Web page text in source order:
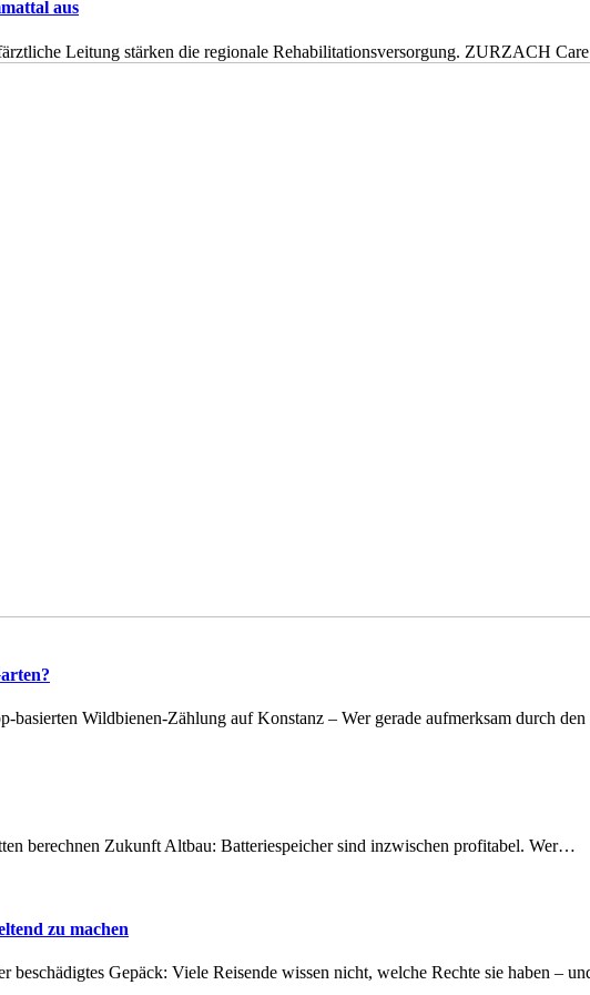
aus
Leitung stärken die regionale Rehabilitationsversorgung. ZURZACH
basierten Wildbienen-Zählung auf Konstanz – Wer gerade aufmerksam durch
berechnen Zukunft Altbau: Batteriespeicher sind inzwischen profitabel. Wer…
zu machen
beschädigtes Gepäck: Viele Reisende wissen nicht, welche Rechte sie haben –